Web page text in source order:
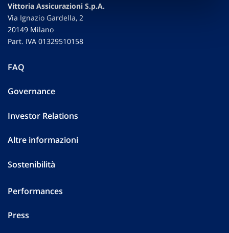
Vittoria Assicurazioni S.p.A.
Via Ignazio Gardella, 2
20149 Milano
Part. IVA 01329510158
FAQ
Governance
Investor Relations
Altre informazioni
Sostenibilità
Performances
Press